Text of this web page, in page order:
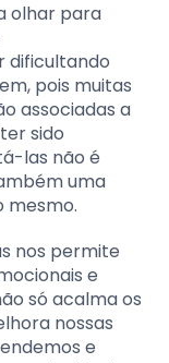
olhar para
dificultando
pois muitas
associadas a
sido
las não é
uma
mesmo.
nos permite
e
só acalma os
nossas
e